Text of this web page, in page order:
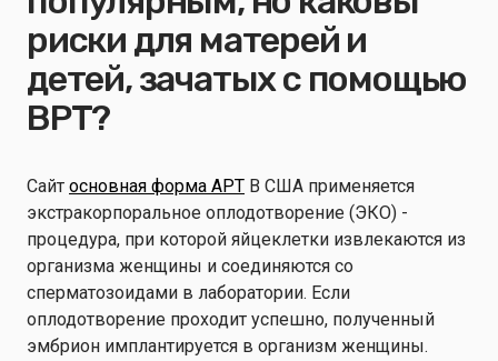
риски для матерей и
детей, зачатых с помощью
ВРТ?
Сайт основная форма АРТ В США применяется
экстракорпоральное оплодотворение (ЭКО) -
процедура, при которой яйцеклетки извлекаются из
организма женщины и соединяются со
сперматозоидами в лаборатории. Если
оплодотворение проходит успешно, полученный
эмбрион имплантируется в организм женщины.